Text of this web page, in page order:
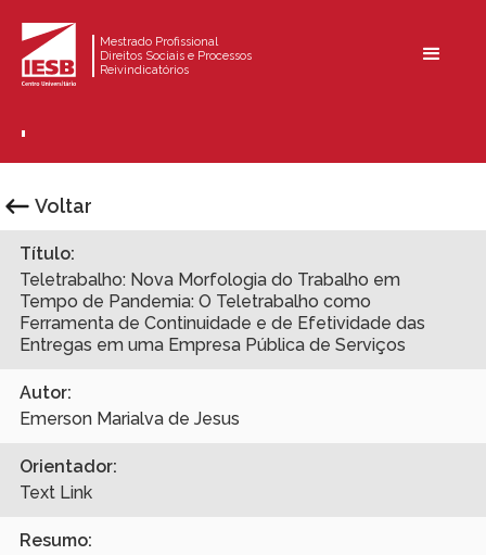
Mestrado Profissional
Direitos Sociais e Processos
Reivindicatórios
Voltar
Título:
Teletrabalho: Nova Morfologia do Trabalho em
Tempo de Pandemia: O Teletrabalho como
Ferramenta de Continuidade e de Efetividade das
Entregas em uma Empresa Pública de Serviços
Autor:
Emerson Marialva de Jesus
Orientador:
Text Link
Resumo: